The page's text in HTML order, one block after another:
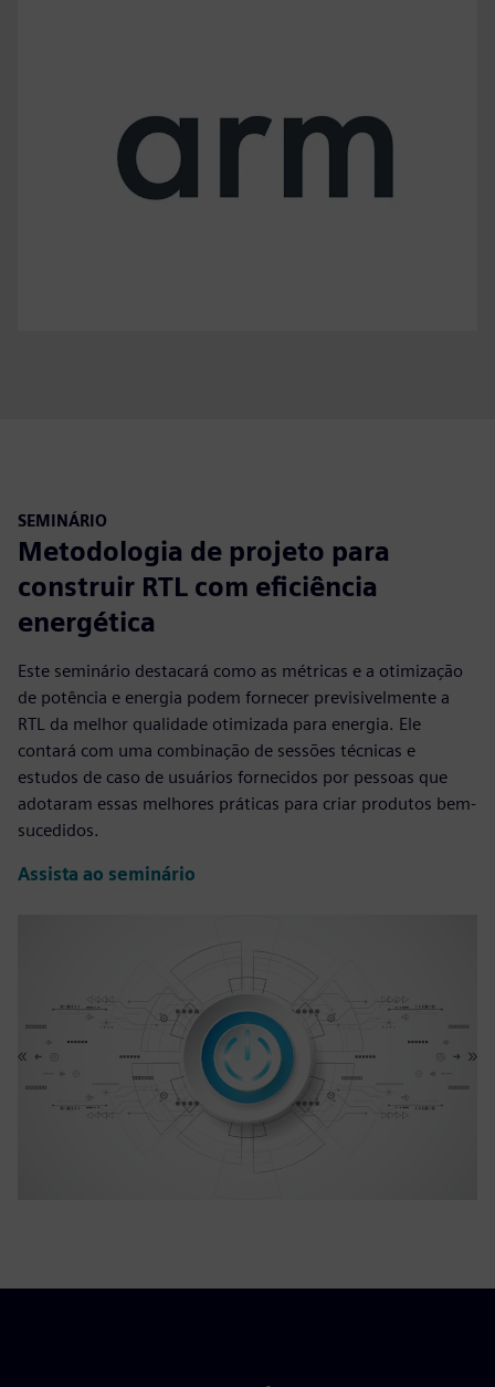
SEMINÁRIO
Metodologia de projeto para
construir RTL com eficiência
energética
Este seminário destacará como as métricas e a otimização
de potência e energia podem fornecer previsivelmente a
RTL da melhor qualidade otimizada para energia. Ele
contará com uma combinação de sessões técnicas e
estudos de caso de usuários fornecidos por pessoas que
adotaram essas melhores práticas para criar produtos bem-
sucedidos.
Assista ao seminário